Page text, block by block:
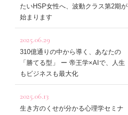
たいHSP女性へ、波動クラス第2期が
始まります
2025.06.29
310億通りの中から導く、あなたの
「勝てる型」 ー 帝王学×AIで、人生
もビジネスも最大化
2025.06.13
生き方のくせが分かる心理学セミナ